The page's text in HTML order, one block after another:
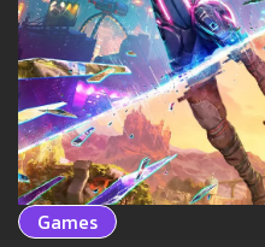
Games